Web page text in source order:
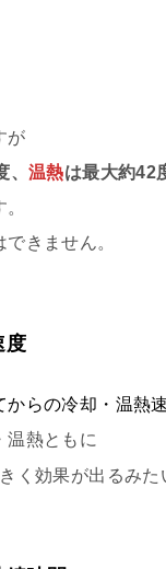
が
、温熱は最大約42
きません。
度
からの冷却・温熱
温熱ともに
く効果が出るみた